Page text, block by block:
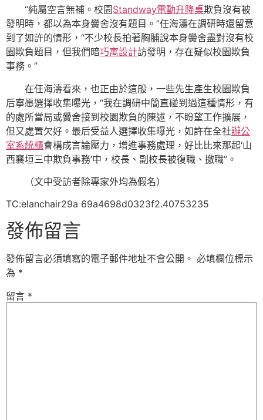
“純屬空言無補。校園Standway電動升降桌欺負沒有被
發明時，都以為本身黌舍沒有題目。”任海濤在調研時還留意
到了如許的情形，“不少校長拍著胸脯說本身黌舍盡對沒有校
園欺負題目，但我們暗巧寓設計訪發明，存在疑似校園欺負
事務。”
在任海濤看來，也正由於這般，一些先生產生校園欺負
后寧愿選擇收集曝光，“我在調研中簡直碰到過這種情形，有
的處所當局或黌舍接到校園欺負的陳述，不盼望工作擴展，
但又處置欠好。最后受益人選擇收集曝光，如許在全社辦公
室系統櫃會構成言論壓力，增進事務處理，好比比來那起‘山
西襄垣三中欺負事務’中，校長、副校長被復職、撤職”。
（文中受訪者除專家外均為假名）
TC:elanchair29a 69a4698d0323f2.40753235
發佈留言
發佈留言必須填寫的電子郵件地址不會公開。 必填欄位標示
為 *
留言 *